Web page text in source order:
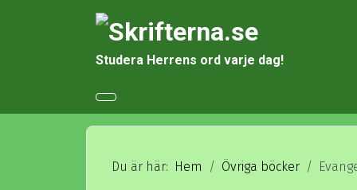
Studera Herrens ord varje dag!
Du är här: Hem Övriga böcker